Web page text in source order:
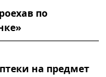
по
на предмет